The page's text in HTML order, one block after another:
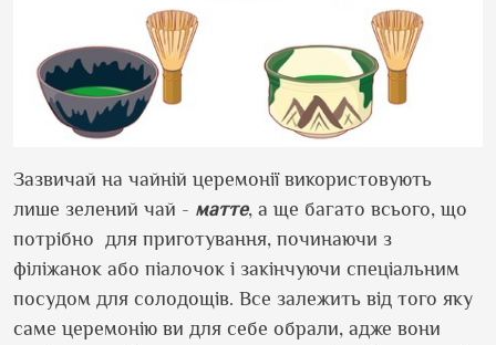
Зазвичай на чайній церемонії використовують
лише зелений чай - матте, а ще багато всього, що
потрібно для приготування, починаючи з
філіжанок або піалочок і закінчуючи спеціальним
посудом для солодощів. Все залежить від того яку
саме церемонію ви для себе обрали, адже вони